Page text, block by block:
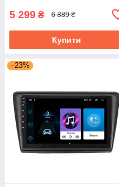
5 299 ₴ 6 889 ₴
Купити
–23%